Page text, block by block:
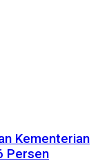
Kementerian
Persen